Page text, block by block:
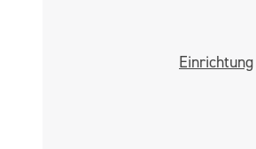
Einrichtung